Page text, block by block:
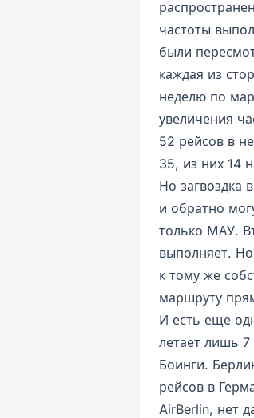
частоты
были
каждая из
неделю по
увеличения
52 рейсов в
35, из них 14
Но загвоздка
и обратно
только МАУ.
выполняет.
к тому же
маршруту
И есть еще
летает лишь
Боинги.
рейсов в
AirBerlin, нет